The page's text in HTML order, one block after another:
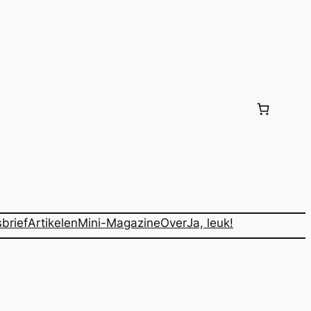
ArtikelenMini-MagazineOverJa, leuk!